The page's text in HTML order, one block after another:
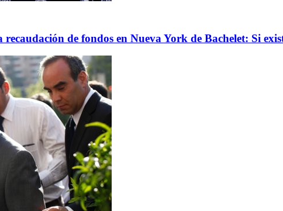
de fondos en Nueva York de Bachelet: Si